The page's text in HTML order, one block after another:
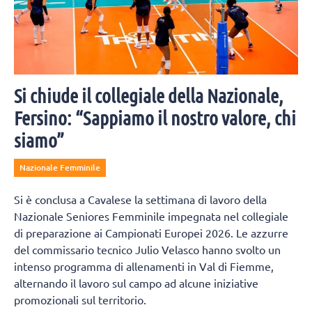
Si chiude il collegiale della Nazionale,
Fersino: “Sappiamo il nostro valore, chi
siamo”
Nazionale Femminile
Si è conclusa a Cavalese la settimana di lavoro della
Nazionale Seniores Femminile impegnata nel collegiale
di preparazione ai Campionati Europei 2026. Le azzurre
del commissario tecnico Julio Velasco hanno svolto un
intenso programma di allenamenti in Val di Fiemme,
alternando il lavoro sul campo ad alcune iniziative
promozionali sul territorio.